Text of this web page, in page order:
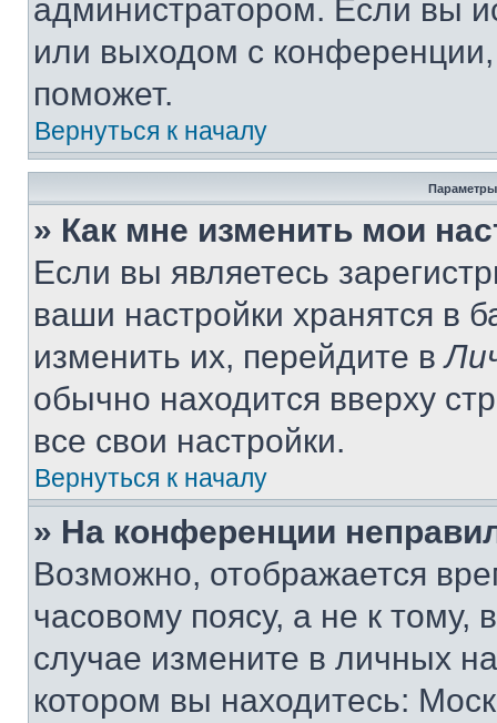
администратором. Если вы
или выходом с
поможет.
Вернуться к началу
Параметры
» Как мне изменить мои
Если вы являетесь
ваши настройки хранятся в
изменить их, перейдите в
обычно находится вверху
все свои настройки.
Вернуться к началу
» На конференции
Возможно, отображается
часовому поясу, а не к тому,
случае измените в личных
котором вы находитесь: